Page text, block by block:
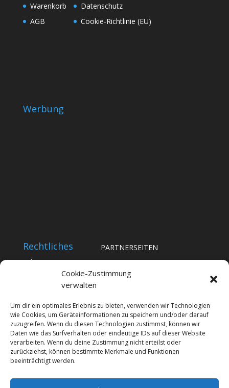
Cookie-Zustimmung
verwalten
Um dir ein optimales Erlebnis zu bieten, verwenden wir Technologien
wie Cookies, um Geräteinformationen zu speichern und/oder darauf
zuzugreifen. Wenn du diesen Technologien zustimmst, können wir
Daten wie das Surfverhalten oder eindeutige IDs auf dieser Website
verarbeiten. Wenn du deine Zustimmung nicht erteilst oder
zurückziehst, können bestimmte Merkmale und Funktionen
beeinträchtigt werden.
Warenkorb
AGB
Datenschutz
Cookie-Richtlinie (EU)
Werbung
Rechtliches
Impressum
Datenschutz
PARTNERSEITEN
BYC-Messe
Promiplus
imOffice